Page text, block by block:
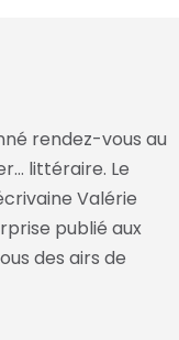
rendez-vous au
littéraire. Le
Valérie
publié aux
des airs de